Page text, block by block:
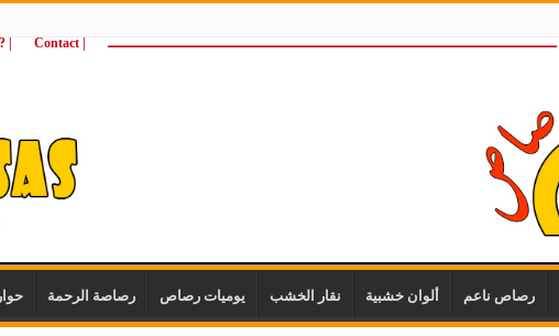
ــــــــــــــــــــــــــــــــــــــــــــــــــــــــــــــــــــــــــــــــــــــــــــــــــــــ | Contact
wij
رصاص ناعم ألوان خشبية نقار الخشب يوميات رصاص رصاصة الرحمة